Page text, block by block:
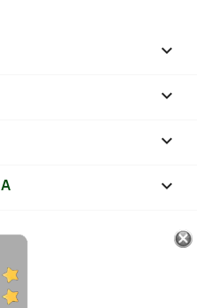



keyboard_arrow_down